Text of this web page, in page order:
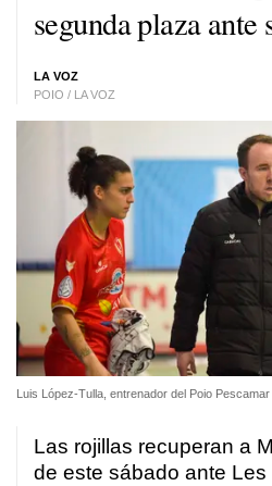
segunda plaza ante
LA VOZ
POIO / LA VOZ
Luis López-Tulla, entrenador del Poio Pescamar
Las rojillas recuperan a
de este sábado ante